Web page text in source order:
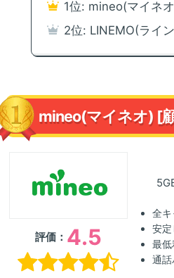
1位: mineo(マイネ
2位: LINEMO(ライ
mineo(マイネオ) [
評価： 4.5
全
安
最低
通